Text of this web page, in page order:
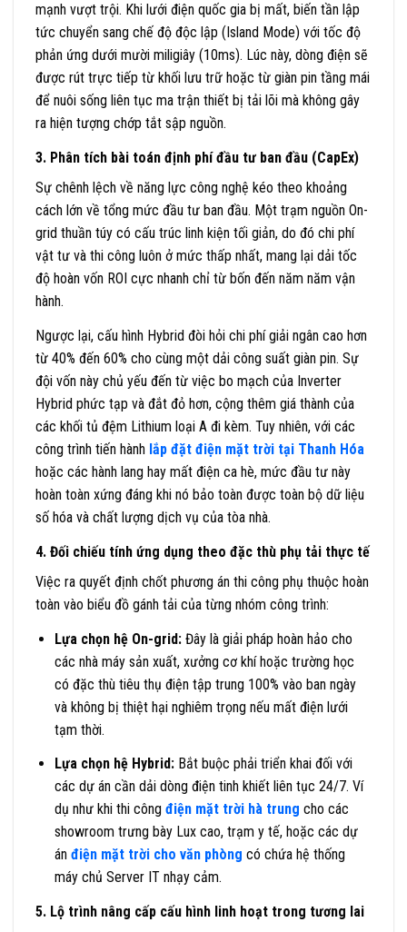
mạnh vượt trội. Khi lưới điện quốc gia bị mất, biến tần lập
tức chuyển sang chế độ độc lập (Island Mode) với tốc độ
phản ứng dưới mười miligiây (10ms). Lúc này, dòng điện sẽ
được rút trực tiếp từ khối lưu trữ hoặc từ giàn pin tầng mái
để nuôi sống liên tục ma trận thiết bị tải lõi mà không gây
ra hiện tượng chớp tắt sập nguồn.
3. Phân tích bài toán định phí đầu tư ban đầu (CapEx)
Sự chênh lệch về năng lực công nghệ kéo theo khoảng
cách lớn về tổng mức đầu tư ban đầu. Một trạm nguồn On-
grid thuần túy có cấu trúc linh kiện tối giản, do đó chi phí
vật tư và thi công luôn ở mức thấp nhất, mang lại dải tốc
độ hoàn vốn ROI cực nhanh chỉ từ bốn đến năm năm vận
hành.
Ngược lại, cấu hình Hybrid đòi hỏi chi phí giải ngân cao hơn
từ 40% đến 60% cho cùng một dải công suất giàn pin. Sự
đội vốn này chủ yếu đến từ việc bo mạch của Inverter
Hybrid phức tạp và đắt đỏ hơn, cộng thêm giá thành của
các khối tủ đệm Lithium loại A đi kèm. Tuy nhiên, với các
công trình tiến hành lắp đặt điện mặt trời tại Thanh Hóa
hoặc các hành lang hay mất điện ca hè, mức đầu tư này
hoàn toàn xứng đáng khi nó bảo toàn được toàn bộ dữ liệu
số hóa và chất lượng dịch vụ của tòa nhà.
4. Đối chiếu tính ứng dụng theo đặc thù phụ tải thực tế
Việc ra quyết định chốt phương án thi công phụ thuộc hoàn
toàn vào biểu đồ gánh tải của từng nhóm công trình:
Lựa chọn hệ On-grid:Đây là giải pháp hoàn hảo cho
các nhà máy sản xuất, xưởng cơ khí hoặc trường học
có đặc thù tiêu thụ điện tập trung 100% vào ban ngày
và không bị thiệt hại nghiêm trọng nếu mất điện lưới
tạm thời.
Lựa chọn hệ Hybrid:Bắt buộc phải triển khai đối với
các dự án cần dải dòng điện tinh khiết liên tục 24/7. Ví
dụ như khi thi công điện mặt trời hà trung cho các
showroom trưng bày Lux cao, trạm y tế, hoặc các dự
án điện mặt trời cho văn phòng có chứa hệ thống
máy chủ Server IT nhạy cảm.
5. Lộ trình nâng cấp cấu hình linh hoạt trong tương lai